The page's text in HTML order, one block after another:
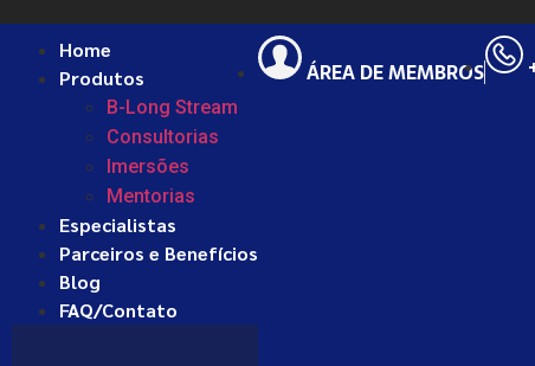
Home
Produtos
B-Long Stream
Consultorias
Imersões
Mentorias
Especialistas
Parceiros e Benefícios
Blog
FAQ/Contato
ÁREA DE MEMBROS